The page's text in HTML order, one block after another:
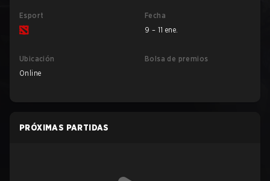
Esport
Fecha
9 – 11 ene.
Ubicación
Online
Bolsa de premios
PRÓXIMAS PARTIDAS